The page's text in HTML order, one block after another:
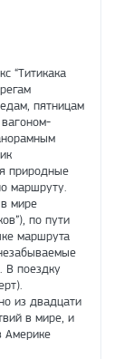
“Титикака
пятницам
природные
маршруту.
мире
по пути
маршрута
В поездку
из двадцати
в мире, и
Америке